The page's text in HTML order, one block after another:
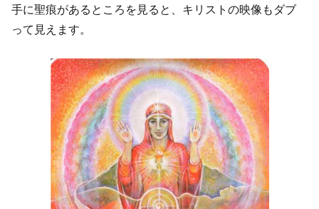
手に聖痕があるところを見ると、キリストの映像もダブ
って見えます。